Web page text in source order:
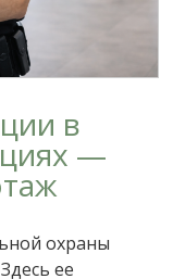
в
—
охраны
ее